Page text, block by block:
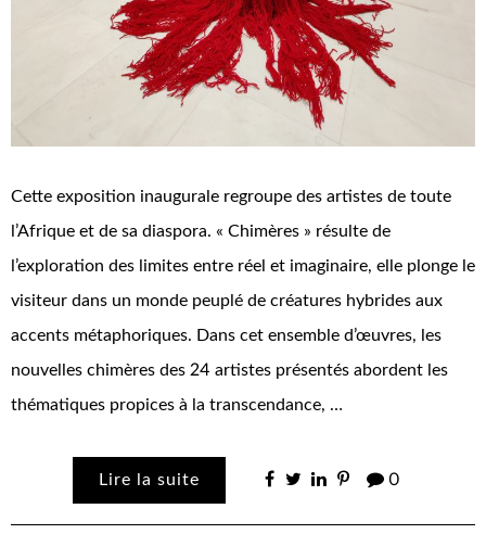
Cette exposition inaugurale regroupe des artistes de toute
l’Afrique et de sa diaspora. « Chimères » résulte de
l’exploration des limites entre réel et imaginaire, elle plonge le
visiteur dans un monde peuplé de créatures hybrides aux
accents métaphoriques. Dans cet ensemble d’œuvres, les
nouvelles chimères des 24 artistes présentés abordent les
thématiques propices à la transcendance, …
Lire la suite 0